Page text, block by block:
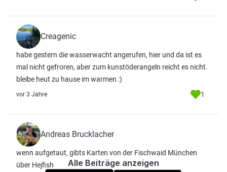
Creagenic
habe gestern die wasserwacht angerufen, hier und da ist es
mal nicht gefroren, aber zum kunstöderangeln reicht es nicht.
bleibe heut zu hause im warmen :)
vor 3 Jahre 1
Andreas Brucklacher
wenn aufgetaut, gibts Karten von der Fischwaid München
über Hejfish
Alle Beiträge anzeigen